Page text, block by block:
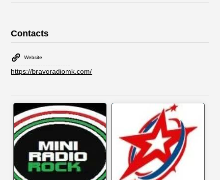
Contacts
Website
https://bravoradiomk.com/